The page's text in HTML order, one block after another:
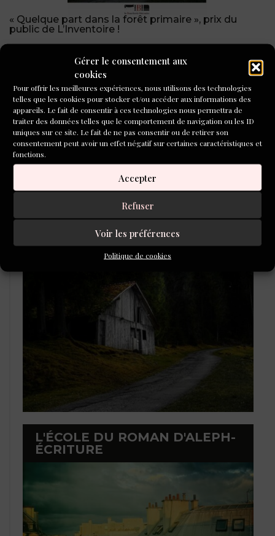
Gérer le consentement aux
cookies
Pour offrir les meilleures expériences, nous utilisons des technologies
telles que les cookies pour stocker et/ou accéder aux informations des
appareils. Le fait de consentir à ces technologies nous permettra de
traiter des données telles que le comportement de navigation ou les ID
uniques sur ce site. Le fait de ne pas consentir ou de retirer son
consentement peut avoir un effet négatif sur certaines caractéristiques et
fonctions.
Accepter
Refuser
Voir les préférences
Politique de cookies
« Quelque part dans la forêt primaire », prix du
public de L’Inventoire !
CONCOURS DE NOUVELLES
LAURÉATS DU CONCOURS DE
POÉSIE 2026
L'ÉCOLE DU ROMAN D'ALEPH-
ÉCRITURE